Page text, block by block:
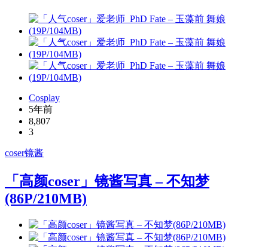
Cosplay
5年前
8,807
3
coser镜酱
「高颜coser」镜酱写真 – 不知梦
(86P/210MB)